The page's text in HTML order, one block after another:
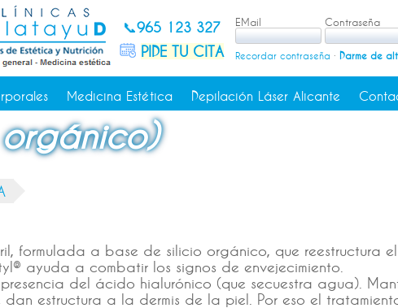
📞965 123 327
PIDE TU CITA
EMail Contraseña
Recordar contraseña · Darme de
Medicina Estética Depilación Láser Alicante
formulada a base de silicio orgánico, que reestructura
ayuda a combatir los signos de envejecimiento.
del ácido hialurónico (que secuestra agua).
estructura a la dermis de la piel. Por eso el